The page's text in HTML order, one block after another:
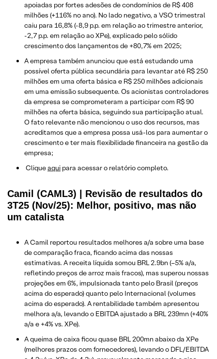
apoiadas por fortes adesões de condomínios de R$ 408
milhões (+116% no ano). No lado negativo, a VSO trimestral
caiu para 16,8% (-8,9 p.p. em relação ao trimestre anterior,
-2,7 p.p. em relação ao XPe), explicado pelo sólido
crescimento dos lançamentos de +80,7% em 2025;
A empresa também anunciou que está estudando uma
possível oferta pública secundária para levantar até R$ 250
milhões em uma oferta básica e R$ 250 milhões adicionais
em uma emissão subsequente. Os acionistas controladores
da empresa se comprometeram a participar com R$ 90
milhões na oferta básica, seguindo sua participação atual.
O fato relevante não mencionou o uso dos recursos, mas
acreditamos que a empresa possa usá-los para aumentar o
crescimento e ter mais flexibilidade financeira na gestão da
empresa;
Cliqueaqui para acessar o relatório completo.
Camil (CAML3) | Revisão de resultados do
3T25 (Nov/25): Melhor, positivo, mas não
um catalista
A Camil reportou resultados melhores a/a sobre uma base
de comparação fraca, ficando acima das nossas
estimativas. A receita líquida somou BRL 2.9bn (–5% a/a,
refletindo preços de arroz mais fracos), mas superou nossas
projeções em 6%, impulsionada tanto pelo Brasil (preços
acima do esperado) quanto pelo Internacional (volumes
acima do esperado). A rentabilidade também apresentou
melhora a/a, levando o EBITDA ajustado a BRL 239mn (+40%
a/a e +4% vs. XPe).
A queima de caixa ficou quase BRL 200mn abaixo da XPe
(melhores prazos com fornecedores), levando o DFL/EBITDA